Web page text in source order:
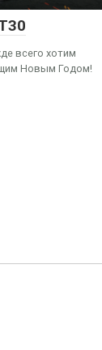
всего хотим
Новым Годом!